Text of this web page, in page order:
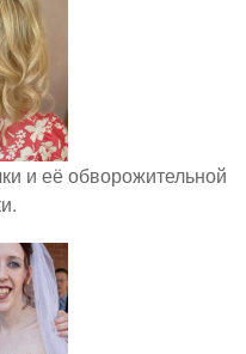
и её обворожительной